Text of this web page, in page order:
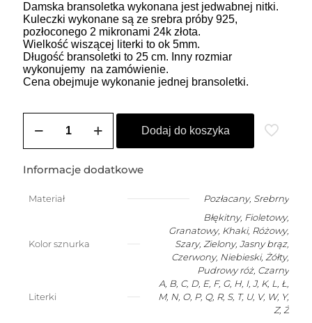
Damska bransoletka wykonana jest jedwabnej nitki.
Kuleczki wykonane są ze srebra próby 925,
pozłoconego 2 mikronami 24k złota.
Wielkość wiszącej literki to ok 5mm.
Długość bransoletki to 25 cm. Inny rozmiar
wykonujemy na zamówienie.
Cena obejmuje wykonanie jednej bransoletki.
Bransoletka
szczęście
dowolną
wiszącą
Dodaj do koszyka
Informacje dodatkowe
Materiał Pozłacany, Srebrny
Kolor sznurka
Błękitny, Fioletowy,
Granatowy, Khaki, Różowy,
Szary, Zielony, Jasny brąz,
Czerwony, Niebieski, Żółty,
Pudrowy róż, Czarny
Literki
A, B, C, D, E, F, G, H, I, J, K, L, Ł,
M, N, O, P, Q, R, S, T, U, V, W, Y,
Z, Ż